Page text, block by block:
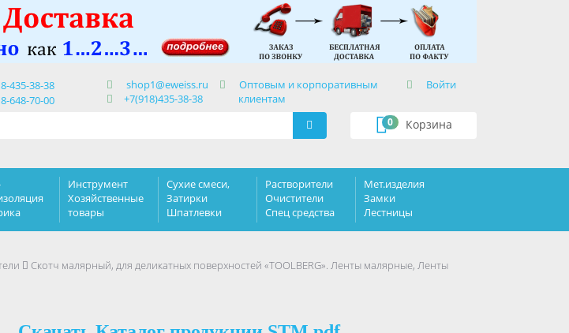
435-38-38
648-70-00
shop1@eweiss.ru
+7(918)435-38-38
Оптовым и корпоративным
клиентам
Войти
Корзина
0
Инструмент
Хозяйственные
товары
Сухие смеси,
Затирки
Шпатлевки
Растворители
Очистители
Спец средства
Мет.изделия
Замки
Лестницы
Скотч малярный, для деликатных поверхностей «TOOLBERG». Ленты малярные, Ленты